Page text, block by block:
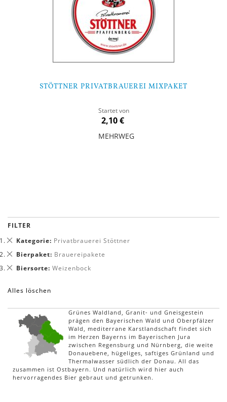
STÖTTNER PRIVATBRAUEREI MIXPAKET
Startet von
2,10 €
MEHRWEG
FILTER
Kategorie Privatbrauerei Stöttner
Dies
Bierpaket Brauereipakete
Dies
Biersorte Weizenbock
Dies
Alles löschen
Grünes Waldland, Granit- und Gneisgestein
prägen den Bayerischen Wald und Oberpfälzer
Wald, mediterrane Karstlandschaft findet sich
im Herzen Bayerns im Bayerischen Jura
zwischen Regensburg und Nürnberg, die weite
Donauebene, hügeliges, saftiges Grünland und
Thermalwasser südlich der Donau. All das
zusammen ist Ostbayern. Und natürlich wird hier auch
hervorragendes Bier gebraut und getrunken.